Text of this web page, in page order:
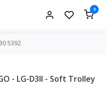
0
5392
- LG-D3II - Soft Trolley